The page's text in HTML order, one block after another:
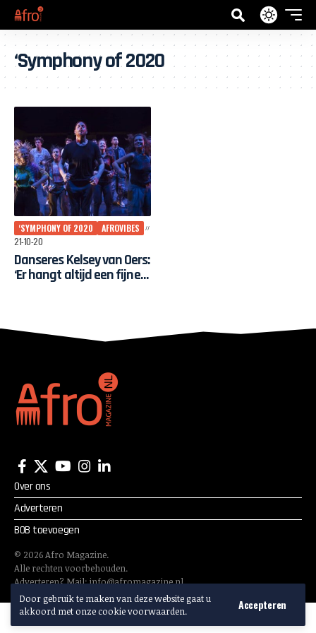
Door gebruik te maken van deze website gaat u
akkoord met onze cookie voorwaarden.
Accepteren
‘Symphony of 2020
‘SYMPHONY OF 2020
AFROVIBES
21-10-20
Danseres Kelsey van Oers:
‘Er hangt altijd een fijne
Over ons
Adverteren
BOB toevoegen
© 2026Afro Magazine.
Alle rechten voorbehouden.
Adverteren? Mail:info@afromagazine.nl